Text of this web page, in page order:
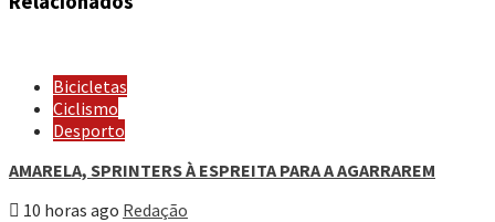
Bicicletas
Ciclismo
Desporto
AMARELA, SPRINTERS À ESPREITA PARA A AGARRAREM
10 horas ago Redação